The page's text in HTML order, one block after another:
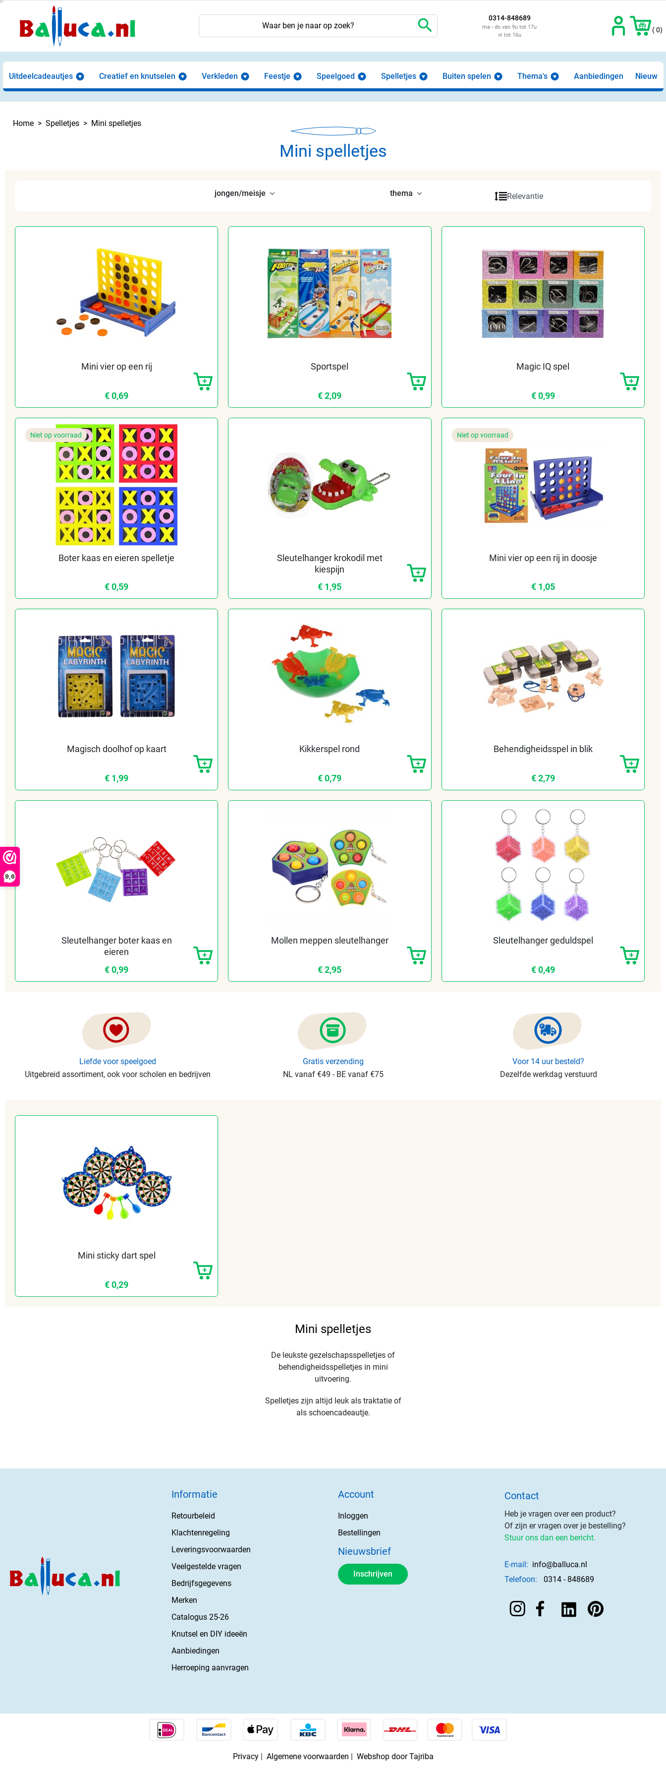
9,6
search 0314-848689
ma - do van 9u tot 17u
vr tot 16u
( 0)
Uitdeelcadeautjes Creatief en knutselen Verkleden Feestje Speelgoed Spelletjes Buiten spelen Thema's Aanbiedingen Nieuw
Home Spelletjes Mini spelletjes
Mini spelletjes
jongen/meisje thema
Mini vier op een rij
€ 0,69
Sportspel
€ 2,09
Magic IQ spel
€ 0,99
Niet op voorraad
Boter kaas en eieren spelletje
€ 0,59
Sleutelhanger krokodil met
kiespijn
€ 1,95
Niet op voorraad
Mini vier op een rij in doosje
€ 1,05
Magisch doolhof op kaart
€ 1,99
Kikkerspel rond
€ 0,79
Behendigheidsspel in blik
€ 2,79
Sleutelhanger boter kaas en
eieren
€ 0,99
Mollen meppen sleutelhanger
€ 2,95
Sleutelhanger geduldspel
€ 0,49
Liefde voor speelgoed
Uitgebreid assortiment, ook voor scholen en bedrijven
Gratis verzending
NL vanaf €49 - BE vanaf €75
Voor 14 uur besteld?
Dezelfde werkdag verstuurd
Mini sticky dart spel
€ 0,29
Mini spelletjes
De leukste gezelschapsspelletjes of
behendigheidsspelletjes in mini
uitvoering.
Spelletjes zijn altijd leuk als traktatie of
als schoencadeautje.
Informatie
Retourbeleid
Klachtenregeling
Leveringsvoorwaarden
Veelgestelde vragen
Bedrijfsgegevens
Merken
Catalogus 25-26
Knutsel en DIY ideeën
Aanbiedingen
Herroeping aanvragen
Account
Inloggen
Bestellingen
Nieuwsbrief
Inschrijven
Contact
Heb je vragen over een product?
Of zijn er vragen over je bestelling?
Stuur ons dan een bericht.
E-mail: info@balluca.nl
Telefoon:
0314 - 848689
Privacy| Algemene voorwaarden | Webshop door Tajriba